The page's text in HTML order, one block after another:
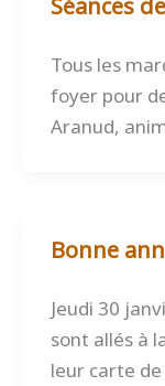
Séances
Tous les
foyer pour
Aranud,
Bonne
Jeudi 30
sont allés à
leur carte de